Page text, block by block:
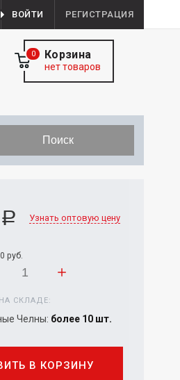
ВОЙТИ РЕГИСТРАЦИЯ
Корзина
0
нет товаров
Поиск
Р Узнать оптовую цену
руб.
СКЛАДЕ:
Челны: более 10 шт.
В КОРЗИНУ